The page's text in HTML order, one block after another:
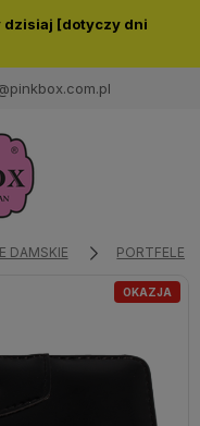
dzisiaj [dotyczy dni
oferty lub
produkty do listy
DAMSKIE PORTFELE
OKAZJA